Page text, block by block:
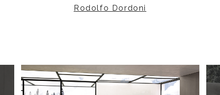
Rodolfo Dordoni